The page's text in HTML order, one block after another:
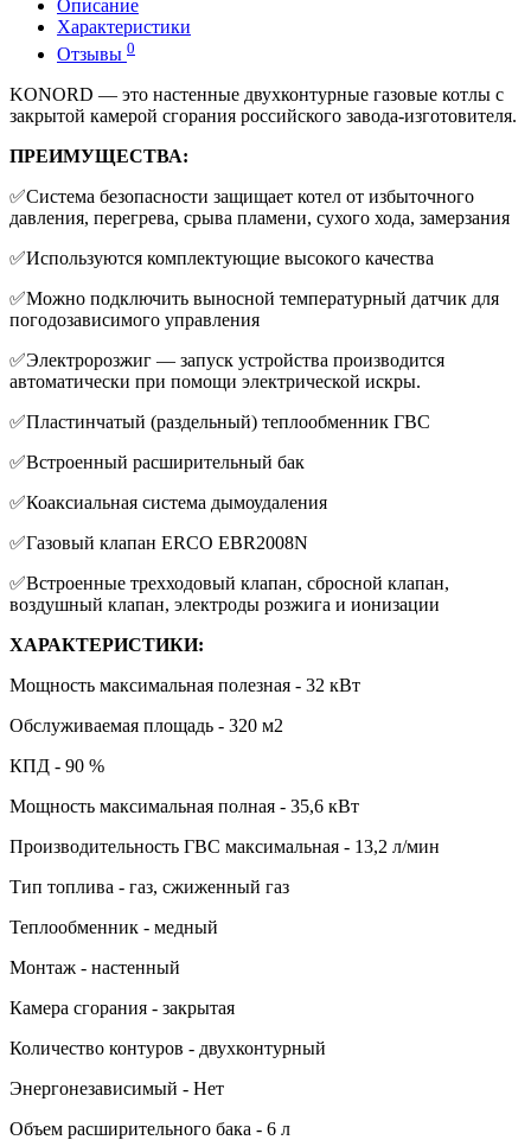
Описание
Характеристики
Отзывы 0
KONORD — это настенные двухконтурные газовые котлы с
закрытой камерой сгорания российского завода-изготовителя.
ПРЕИМУЩЕСТВА:
✅Система безопасности защищает котел от избыточного
давления, перегрева, срыва пламени, сухого хода, замерзания
✅Используются комплектующие высокого качества
✅Можно подключить выносной температурный датчик для
погодозависимого управления
✅Электророзжиг — запуск устройства производится
автоматически при помощи электрической искры.
✅Пластинчатый (раздельный) теплообменник ГВС
✅Встроенный расширительный бак
✅Коаксиальная система дымоудаления
✅Газовый клапан ERCO EBR2008N
✅Встроенные трехходовый клапан, сбросной клапан,
воздушный клапан, электроды розжига и ионизации
ХАРАКТЕРИСТИКИ:
Мощность максимальная полезная - 32 кВт
Обслуживаемая площадь - 320 м2
КПД - 90 %
Мощность максимальная полная - 35,6 кВт
Производительность ГВС максимальная - 13,2 л/мин
Тип топлива - газ, сжиженный газ
Теплообменник - медный
Монтаж - настенный
Камера сгорания - закрытая
Количество контуров - двухконтурный
Энергонезависимый - Нет
Объем расширительного бака - 6 л